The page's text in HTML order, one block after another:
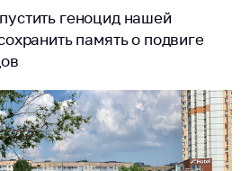
и
геноцид нашей
память о подвиге